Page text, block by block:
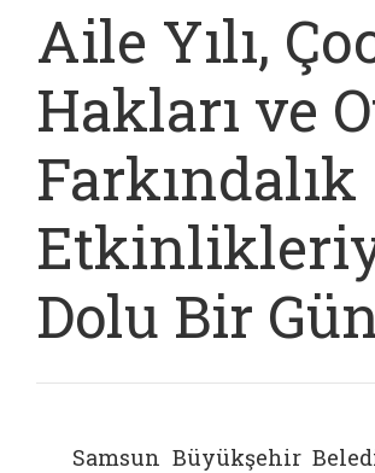
Aile Yılı,
Hakları ve
Farkındalık
Dolu Bir
Samsun Büyükşehir